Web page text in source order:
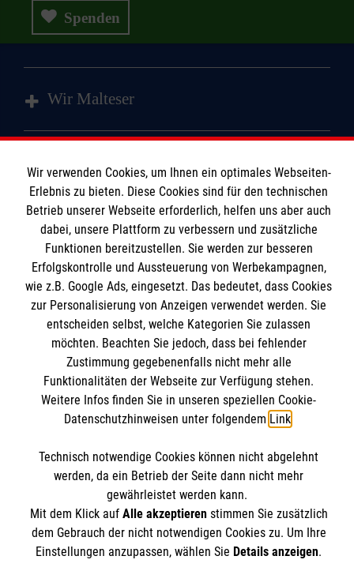
Spenden
Wir Malteser
Angebote und Leistungen
Unsere Kurse
Mitarbeiten
Wir Malteser
Informationen
Kontakt
Impressum
Datenschutz
Malteser online
Malteserorden
Malteser Jugend
Malteser International
Sharepoint
Spendenkonto
Empfänger: Malteser Hilfsdienst e.V.
BIC: GENODED1PA7
Soziale Netzwerke
Der Malteser Hilfsdienst e.V. ist als eingetragene
gemeinnützige Organisation von der Körperschaft- und
Wir verwenden Cookies, um Ihnen ein optimales Webseiten-
Erlebnis zu bieten. Diese Cookies sind für den technischen
Betrieb unserer Webseite erforderlich, helfen uns aber auch
dabei, unsere Plattform zu verbessern und zusätzliche
Funktionen bereitzustellen. Sie werden zur besseren
Erfolgskontrolle und Aussteuerung von Werbekampagnen,
wie z.B. Google Ads, eingesetzt. Das bedeutet, dass Cookies
zur Personalisierung von Anzeigen verwendet werden. Sie
entscheiden selbst, welche Kategorien Sie zulassen
möchten. Beachten Sie jedoch, dass bei fehlender
Zustimmung gegebenenfalls nicht mehr alle
Funktionalitäten der Webseite zur Verfügung stehen.
Weitere Infos finden Sie in unseren speziellen Cookie-
Datenschutzhinweisen unter folgendem Link.
Technisch notwendige Cookies können nicht abgelehnt
werden, da ein Betrieb der Seite dann nicht mehr
gewährleistet werden kann.
Mit dem Klick auf Alle akzeptierenstimmen Sie zusätzlich
dem Gebrauch der nicht notwendigen Cookies zu. Um Ihre
Einstellungen anzupassen, wählen Sie Details anzeigen.